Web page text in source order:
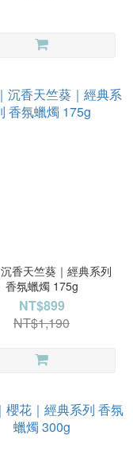
香天竺葵｜經典系列
香氛蠟燭 175g
NT$899
NT$1,190